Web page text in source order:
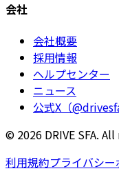
会社
会社概要
採用情報
ヘルプセンター
ニュース
公式X（@drivesfa
© 2026 DRIVE SFA.
利用規約プライバシー